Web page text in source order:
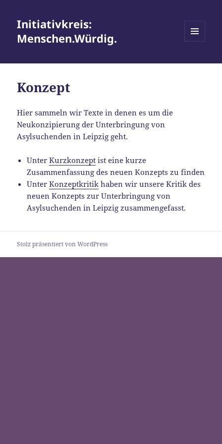
Initiativkreis:
Menschen.Würdig.
WIDGETS
Konzept
Hier sammeln wir Texte in denen es um die
Neukonzipierung der Unterbringung von
Asylsuchenden in Leipzig geht.
UnterKurzkonzept ist eine kurze
Zusammenfassung des neuen Konzepts zu finden
UnterKonzeptkritik haben wir unsere Kritik des
neuen Konzepts zur Unterbringung von
Asylsuchenden in Leipzig zusammengefasst.
Stolz präsentiert von WordPress